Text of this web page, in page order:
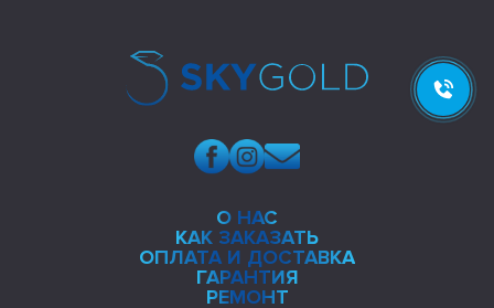
О НАС
КАК ЗАКАЗАТЬ
ОПЛАТА И ДОСТАВКА
ГАРАНТИЯ
РЕМОНТ